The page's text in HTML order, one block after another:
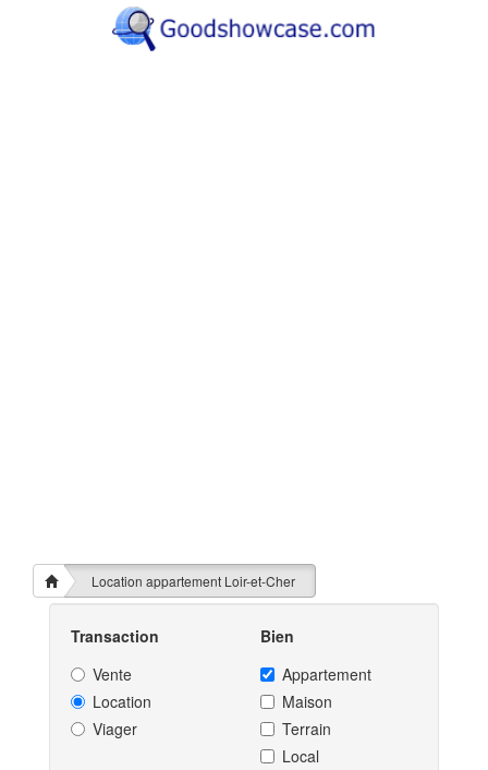
Location appartement Loir-et-Cher
Transaction
Vente
Location
Viager
Bien
Appartement
Maison
Terrain
Local